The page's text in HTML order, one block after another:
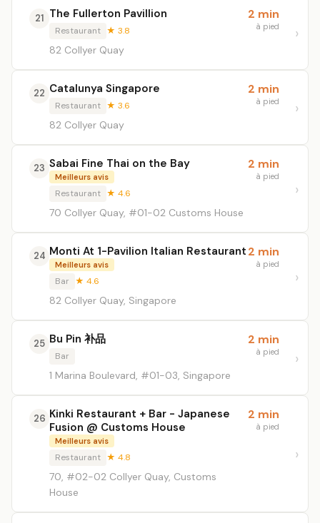
21 The Fullerton Pavillion
Restaurant ★ 3.8
82 Collyer Quay
2 min
à pied
22 Catalunya Singapore
Restaurant ★ 3.6
82 Collyer Quay
2 min
à pied
23 Sabai Fine Thai on the Bay
Meilleurs avis
Restaurant ★ 4.6
70 Collyer Quay, #01-02 Customs House
2 min
à pied
24 Monti At 1-Pavilion Italian Restaurant
Meilleurs avis
Bar ★ 4.6
82 Collyer Quay, Singapore
2 min
à pied
25 Bu Pin 补品
Bar
1 Marina Boulevard, #01-03, Singapore
2 min
à pied
26 Kinki Restaurant + Bar - Japanese
Fusion @ Customs House
Meilleurs avis
Restaurant ★ 4.8
70, #02-02 Collyer Quay, Customs
House
2 min
à pied